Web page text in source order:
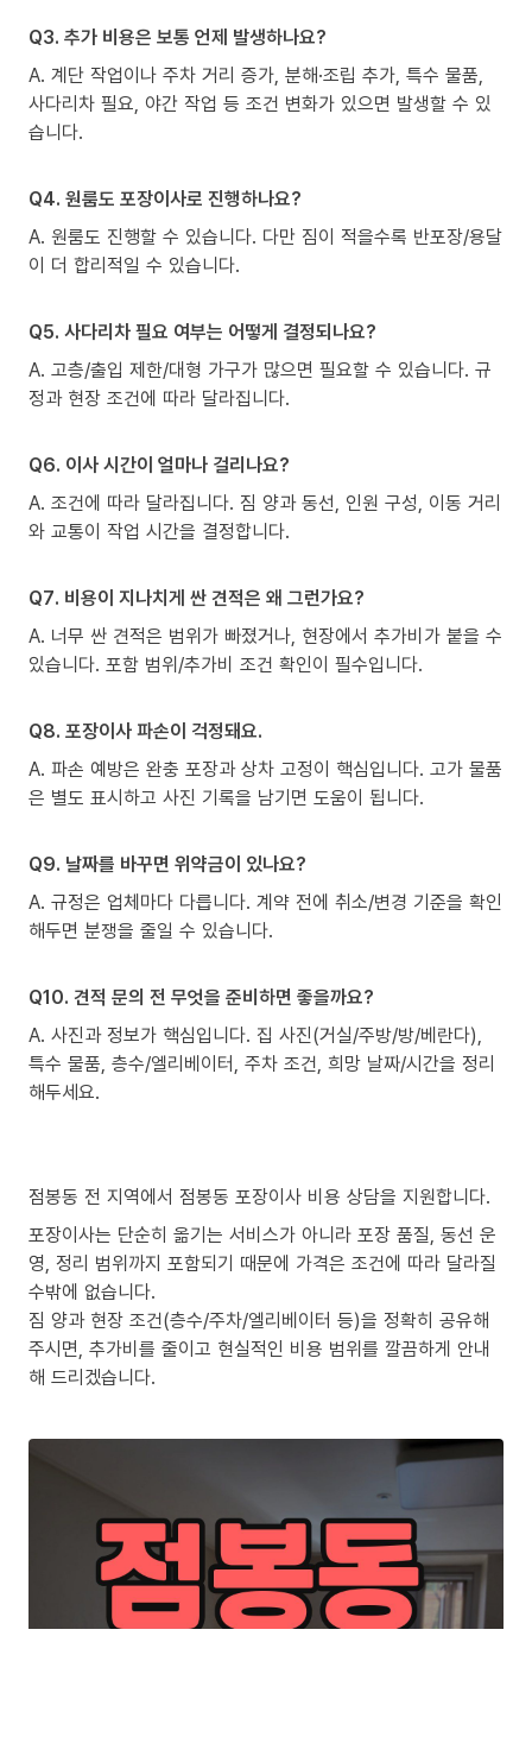
Q3. 추가 비용은 보통 언제 발생하나요?
A. 계단 작업이나 주차 거리 증가, 분해·조립 추가, 특수 물품,
사다리차 필요, 야간 작업 등 조건 변화가 있으면 발생할 수 있
습니다.
Q4. 원룸도 포장이사로 진행하나요?
A. 원룸도 진행할 수 있습니다. 다만 짐이 적을수록 반포장/용달
이 더 합리적일 수 있습니다.
Q5. 사다리차 필요 여부는 어떻게 결정되나요?
A. 고층/출입 제한/대형 가구가 많으면 필요할 수 있습니다. 규
정과 현장 조건에 따라 달라집니다.
Q6. 이사 시간이 얼마나 걸리나요?
A. 조건에 따라 달라집니다. 짐 양과 동선, 인원 구성, 이동 거리
와 교통이 작업 시간을 결정합니다.
Q7. 비용이 지나치게 싼 견적은 왜 그런가요?
A. 너무 싼 견적은 범위가 빠졌거나, 현장에서 추가비가 붙을 수
있습니다. 포함 범위/추가비 조건 확인이 필수입니다.
Q8. 포장이사 파손이 걱정돼요.
A. 파손 예방은 완충 포장과 상차 고정이 핵심입니다. 고가 물품
은 별도 표시하고 사진 기록을 남기면 도움이 됩니다.
Q9. 날짜를 바꾸면 위약금이 있나요?
A. 규정은 업체마다 다릅니다. 계약 전에 취소/변경 기준을 확인
해두면 분쟁을 줄일 수 있습니다.
Q10. 견적 문의 전 무엇을 준비하면 좋을까요?
A. 사진과 정보가 핵심입니다. 집 사진(거실/주방/방/베란다),
특수 물품, 층수/엘리베이터, 주차 조건, 희망 날짜/시간을 정리
해두세요.
점봉동 전 지역에서 점봉동 포장이사 비용 상담을 지원합니다.
포장이사는 단순히 옮기는 서비스가 아니라 포장 품질, 동선 운
영, 정리 범위까지 포함되기 때문에 가격은 조건에 따라 달라질
수밖에 없습니다.
짐 양과 현장 조건(층수/주차/엘리베이터 등)을 정확히 공유해
주시면, 추가비를 줄이고 현실적인 비용 범위를 깔끔하게 안내
해 드리겠습니다.